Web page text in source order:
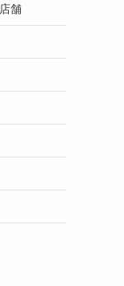
舗